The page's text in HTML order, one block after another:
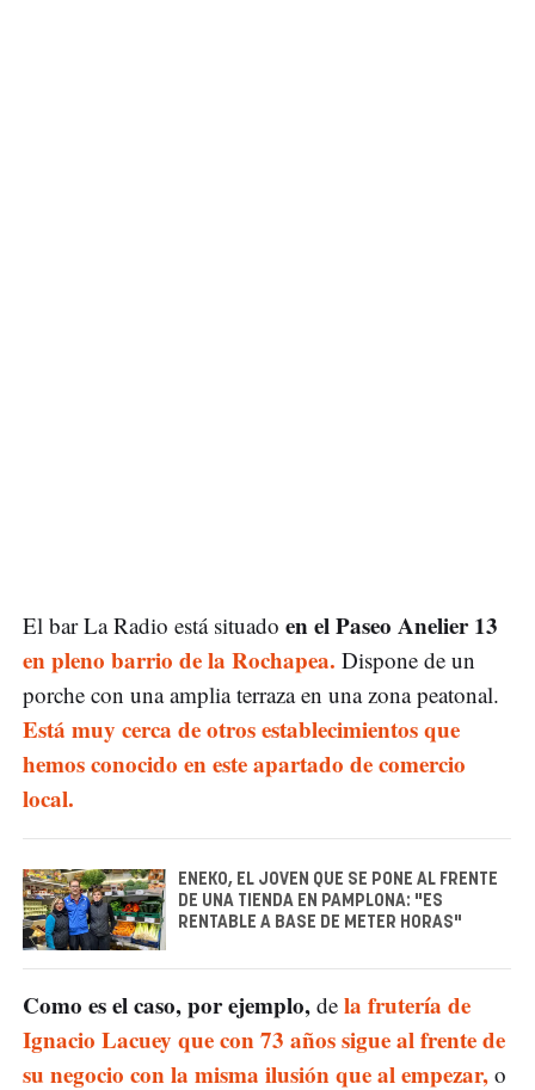
El bar La Radio está situado en el Paseo Anelier 13
en pleno barrio de la Rochapea. Dispone de un
porche con una amplia terraza en una zona peatonal.
Está muy cerca de otros establecimientos que
hemos conocido en este apartado de comercio
local.
ENEKO, EL JOVEN QUE SE PONE AL FRENTE
DE UNA TIENDA EN PAMPLONA: "ES
RENTABLE A BASE DE METER HORAS"
Como es el caso, por ejemplo, de la frutería de
Ignacio Lacuey que con 73 años sigue al frente de
su negocio con la misma ilusión que al empezar, o